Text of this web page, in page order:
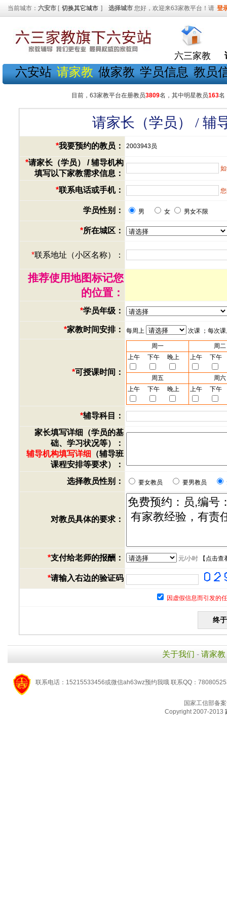
当前城市： 六安市 [ 切换其它城市 ] 选择城市 您好，欢迎来63家教平台！请 登
六三家教
六安站 请家教 做家教 学员信息 教员
目前，63家教平台在册教员3809名，其中明星教员163名
请家长（学员） / 辅
*我要预约的教员： 2003943员
*请家长（学员） / 辅导机构
填写以下家教需求信息：
*联系电话或手机：
学员性别： 男 女 男女不限
*所在城区：
*联系地址（小区名称）：
推荐使用地图标记您
的位置：
*学员年级：
*家教时间安排： 每周上 次课 ；每次
*可授课时间：
周一
周二
上午
下午 晚上 上午 下午
周五
周六
上午
下午 晚上 上午 下午
*辅导科目：
家长填写详细（学员的基
础、学习状况等）：
辅导机构填写详细 （辅导班
课程安排等要求）：
选择教员性别：
要女教员 要男教员
对教员具体的要求：
*支付给老师的报酬： 元/小时【 点击查
*请输入右边的验证码
因虚假信息而引发的
关于我们 - 请家教
联系电话：15215533456或微信ah63wz预约我哦 联系QQ：
国家工信部备
Copyright 2007-2013